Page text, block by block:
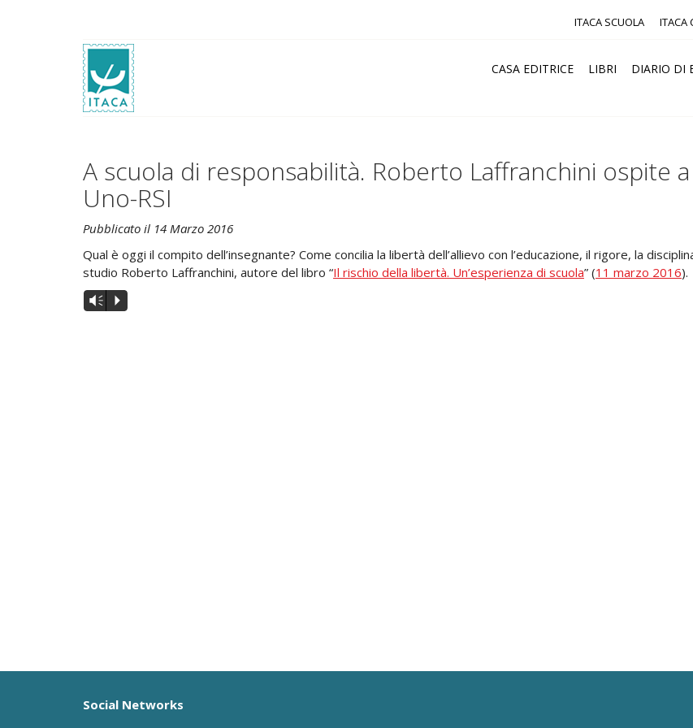
ITACA SCUOLA ITACA
CASA EDITRICE LIBRI DIARIO DI
A scuola di responsabilità. Roberto Laffranchini ospite
Uno-RSI
Pubblicato il 14 Marzo 2016
Qual è oggi il compito dell’insegnante? Come concilia la libertà dell’allievo con l’educazione, il rigore, la
studio Roberto Laffranchini, autore del libro “Il rischio della libertà. Un’esperienza di scuola” (11 marzo 2016).
Audio
Player
Vm P
Social Networks